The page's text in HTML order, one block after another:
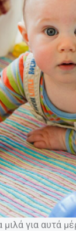
μιλά για αυτά